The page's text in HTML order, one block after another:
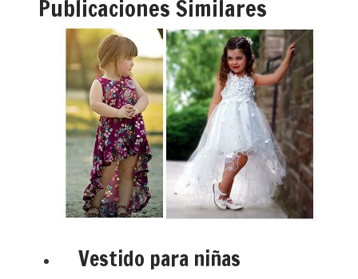
Publicaciones Similares
Vestido para niñas